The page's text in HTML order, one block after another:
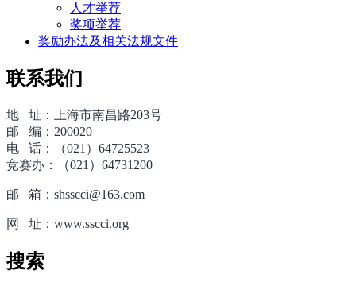
人才举荐
奖项举荐
奖励办法及相关法规文件
联系我们
地 址：上海市南昌路203号
邮 编：200020
电 话：（021）64725523
竞赛办：（021）64731200
邮 箱：shsscci@163.com
网 址：www.sscci.org
搜索